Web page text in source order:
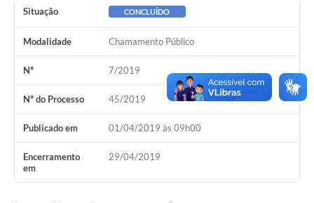
Audiências Públicas
Arquivos para Download
Carta de Serviços
Projetos
Situação CONCLUÍDO
Modalidade Chamamento Público
Nº 7/2019
Nº do Processo 45/2019
Publicado em 01/04/2019 às 09h00
Encerramento
em
29/04/2019